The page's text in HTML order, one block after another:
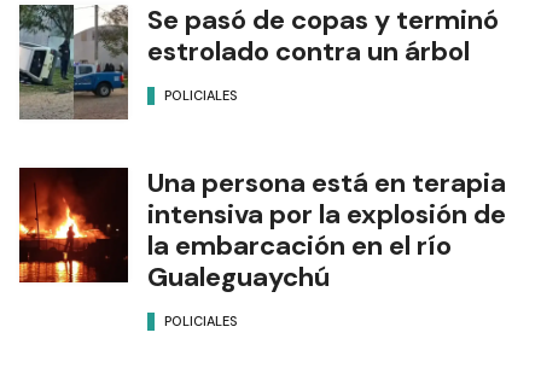
Se pasó de copas y terminó
estrolado contra un árbol
POLICIALES
Una persona está en terapia
intensiva por la explosión de
la embarcación en el río
Gualeguaychú
POLICIALES